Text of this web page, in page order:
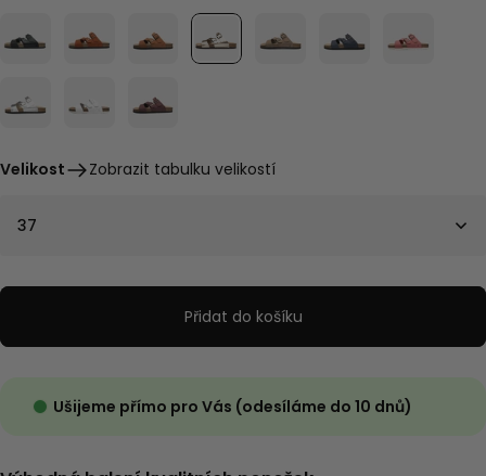
Velikost Zobrazit tabulku velikostí
37
Přidat do košíku
Ušijeme přímo pro Vás (odesíláme do 10 dnů)